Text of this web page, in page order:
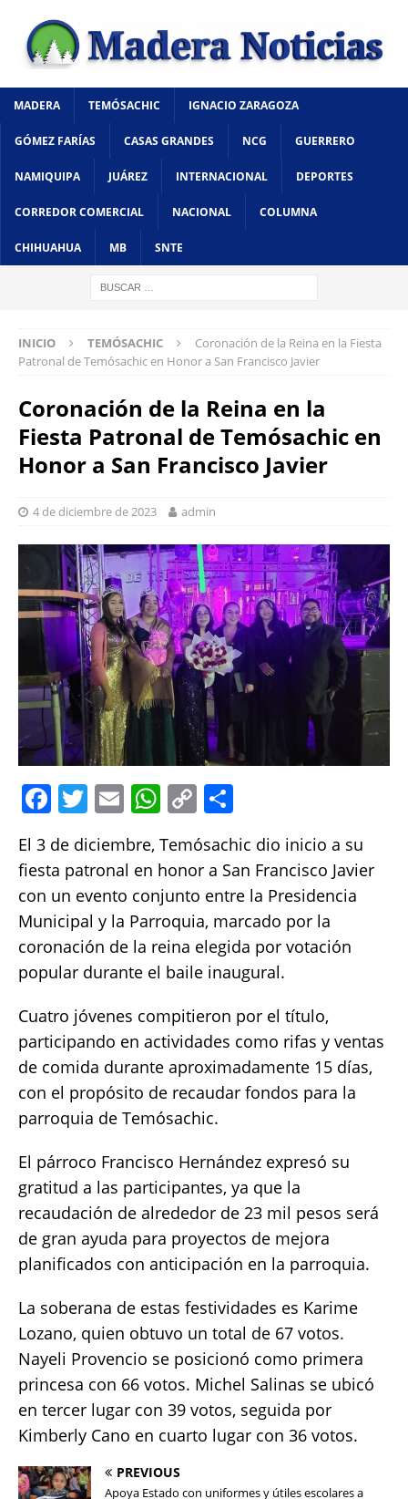
MADERA TEMÓSACHIC IGNACIO ZARAGOZA
GÓMEZ FARÍAS CASAS GRANDES NCG GUERRERO
NAMIQUIPA JUÁREZ INTERNACIONAL DEPORTES
CORREDOR COMERCIAL NACIONAL COLUMNA
CHIHUAHUA MB SNTE
INICIO TEMÓSACHIC
Coronación de la Reina en la Fiesta
Patronal de Temósachic en Honor a San Francisco Javier
Coronación de la Reina en la
Fiesta Patronal de Temósachic en
Honor a San Francisco Javier
4 de diciembre de 2023 admin
F
a
c
e
b
o
o
k
T
w
it
te
r
E
m
ai
l
W
at
s
A
p
p
C
o
p
y
Li
n
k
h
a
re
El 3 de diciembre, Temósachic dio inicio a su
fiesta patronal en honor a San Francisco Javier
con un evento conjunto entre la Presidencia
Municipal y la Parroquia, marcado por la
coronación de la reina elegida por votación
popular durante el baile inaugural.
Cuatro jóvenes compitieron por el título,
participando en actividades como rifas y ventas
de comida durante aproximadamente 15 días,
con el propósito de recaudar fondos para la
parroquia de Temósachic.
El párroco Francisco Hernández expresó su
gratitud a las participantes, ya que la
recaudación de alrededor de 23 mil pesos será
de gran ayuda para proyectos de mejora
planificados con anticipación en la parroquia.
La soberana de estas festividades es Karime
Lozano, quien obtuvo un total de 67 votos.
Nayeli Provencio se posicionó como primera
princesa con 66 votos. Michel Salinas se ubicó
en tercer lugar con 39 votos, seguida por
Kimberly Cano en cuarto lugar con 36 votos.
PREVIOUS
Apoya Estado con uniformes y útiles escolares a